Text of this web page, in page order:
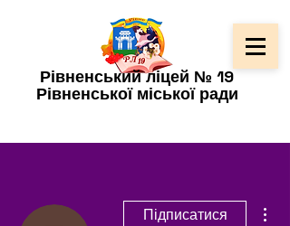
Рівненський ліцей № 19
Рівненської міської ради
Підписатися